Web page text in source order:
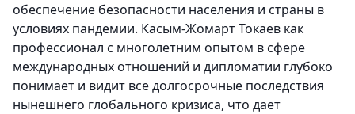
обеспечение безопасности населения и страны в
условиях пандемии. Касым-Жомарт Токаев как
профессионал с многолетним опытом в сфере
международных отношений и дипломатии глубоко
понимает и видит все долгосрочные последствия
нынешнего глобального кризиса, что дает